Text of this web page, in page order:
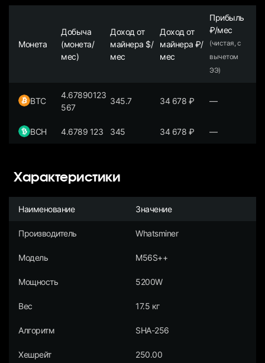
Монета
Добыча
(монета/
мес)
Доход от
майнера $/
мес
Доход от
майнера ₽/
мес
Прибыль
₽/мес
(чистая, с
вычетом
ЭЭ)
BTC
4.67890123
567
345.7 34 678 ₽ —
BCH 4.6789 123 345 34 678 ₽ —
Характеристики
Наименование Значение
Производитель Whatsminer
Модель M56S++
Мощность 5200W
Вес 17.5 кг
Алгоритм SHA-256
Хешрейт 250.00